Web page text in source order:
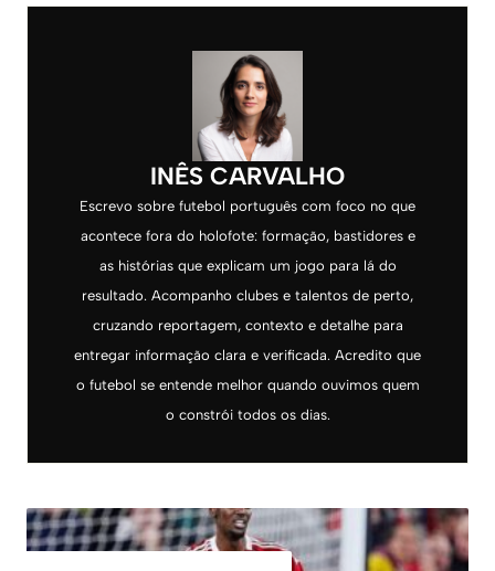
INÊS CARVALHO
Escrevo sobre futebol português com foco no que
acontece fora do holofote: formação, bastidores e
as histórias que explicam um jogo para lá do
resultado. Acompanho clubes e talentos de perto,
cruzando reportagem, contexto e detalhe para
entregar informação clara e verificada. Acredito que
o futebol se entende melhor quando ouvimos quem
o constrói todos os dias.